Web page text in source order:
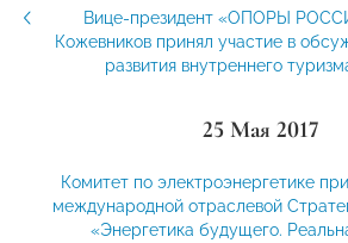
Вице-президент «ОПОРЫ
Кожевников принял участие в
развития внутреннего
25 Мая 2017
Комитет по электроэнергетике
международной отраслевой
«Энергетика будущего.